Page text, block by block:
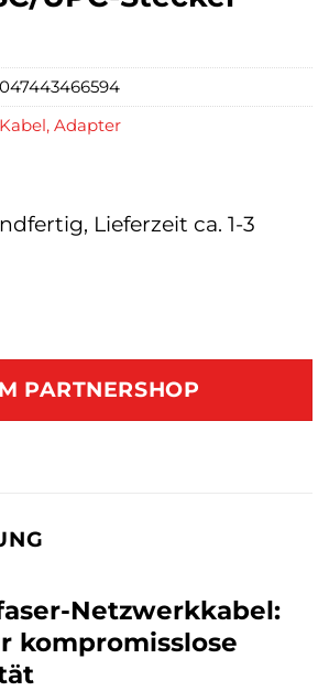
Lieferzeit ca. 1-3
PARTNERSHOP
Adapter
Netzwerkkabel:
kompromisslose